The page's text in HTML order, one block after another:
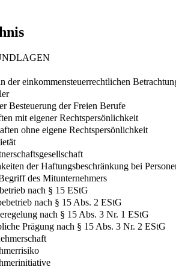
der einkommensteuerrechtlichen
Besteuerung der Freien Berufe
mit eigener Rechtspersönlichkeit
ohne eigene Rechtspersönlichkeit
der Haftungsbeschränkung bei
des Mitunternehmers
nach § 15 EStG
nach § 15 Abs. 2 EStG
nach § 15 Abs. 3 Nr. 1 EStG
Prägung nach § 15 Abs. 3 Nr. 2 EStG